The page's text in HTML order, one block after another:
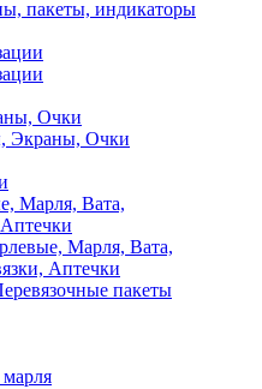
пакеты, индикаторы
Очки
Экраны, Очки
Марля, Вата,
Марля, Вата,
Аптечки
пакеты